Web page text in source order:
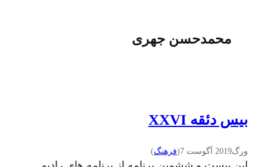
محمدحسن جهری
بیس دئقه XXVI
ورگ2019 آگوست 7 (فرهنگ)